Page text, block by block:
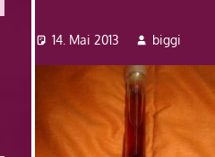
14. Mai 2013 biggi